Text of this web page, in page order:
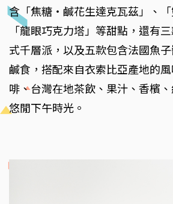
含「焦糖・鹹花生達克瓦茲」、
「龍眼巧克力塔」等甜點，還有
式千層派，以及五款包含法國魚
鹹食，搭配來自衣索比亞產地的
啡、台灣在地茶飲、果汁、香檳
悠閒下午時光。